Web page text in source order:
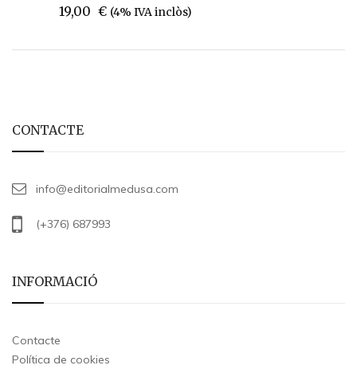
19,00 € (4% IVA inclòs)
CONTACTE
info@editorialmedusa.com
(+376) 687993
INFORMACIÓ
Contacte
Política de cookies